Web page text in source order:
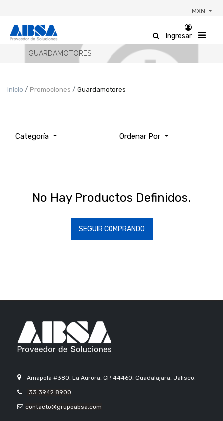
MXN
Ingresar
GUARDAMOTORES
Inicio Promociones Guardamotores
Categoría Ordenar Por
No Hay Productos Definidos.
SEGUIR COMPRANDO
Amapola #380, La Aurora, CP. 44460, Guadalajara, Jalisco.
33 3942 8900
contacto@grupoabsa.com